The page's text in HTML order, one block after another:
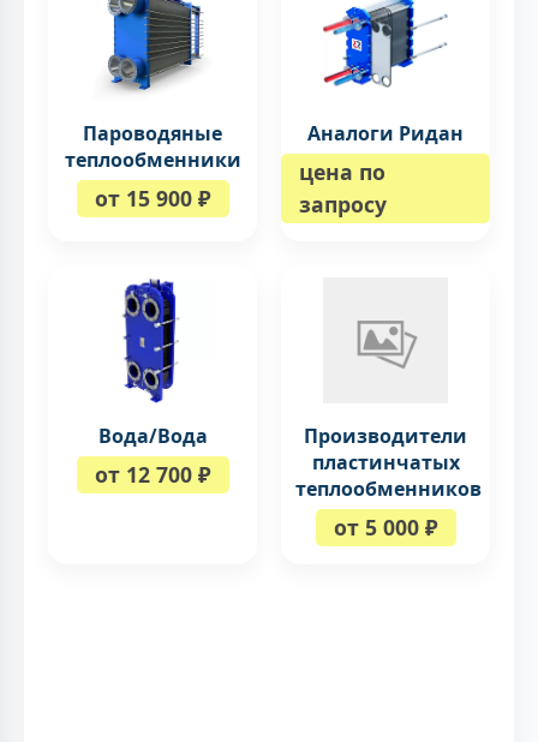
Пароводяные
теплообменники
от 15 900 ₽
Аналоги Ридан
цена по
запросу
Вода/Вода
от 12 700 ₽
Производители
пластинчатых
теплообменников
от 5 000 ₽